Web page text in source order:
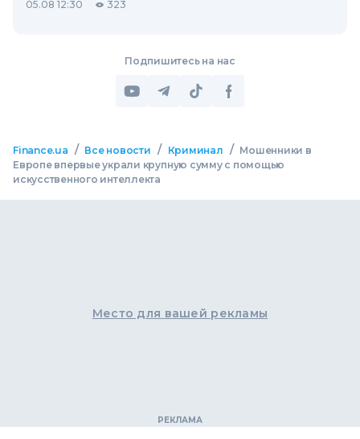
05.08 12:30 323
Подпишитесь на нас
Finance.ua / Все новости / Криминал / Мошенники в
Европе впервые украли крупную сумму с помощью
искусственного интеллекта
Место для вашей рекламы